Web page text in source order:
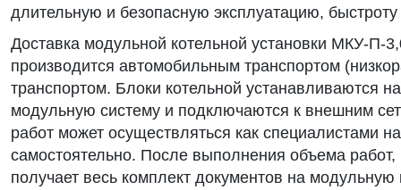
длительную и безопасную эксплуатацию,
Доставка модульной котельной установки МКУ-
производится автомобильным транспортом
транспортом. Блоки котельной устанавливаются
модульную систему и подключаются к внешним
работ может осуществляться как специалистами
самостоятельно. После выполнения объема
получает весь комплект документов на